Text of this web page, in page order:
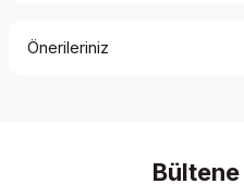
Önerileriniz
Görüş ve önerileriniz için
Bültene